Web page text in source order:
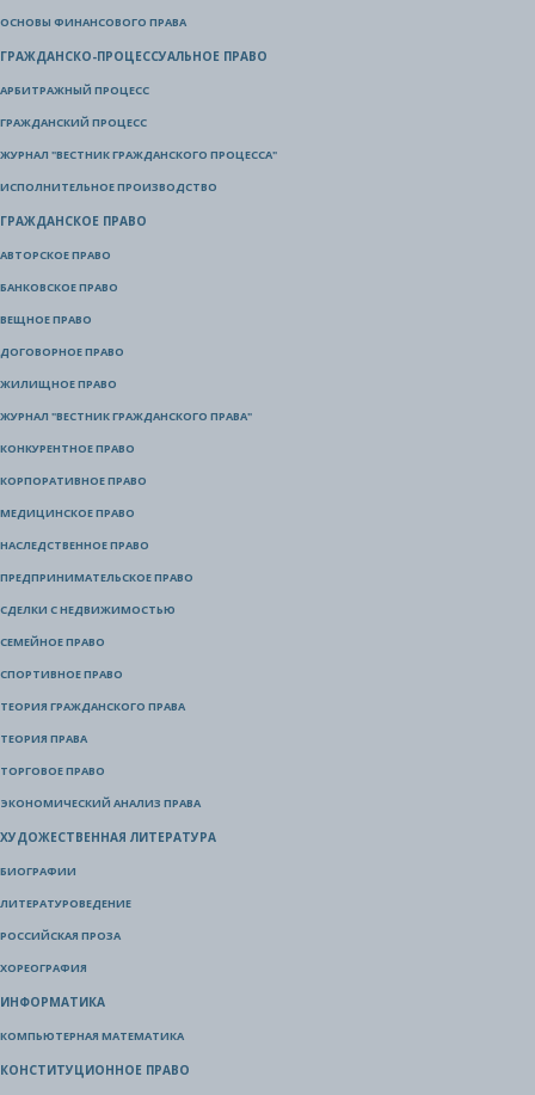
ОСНОВЫ ФИНАНСОВОГО ПРАВА
ГРАЖДАНСКО-ПРОЦЕССУАЛЬНОЕ ПРАВО
АРБИТРАЖНЫЙ ПРОЦЕСС
ГРАЖДАНСКИЙ ПРОЦЕСС
ЖУРНАЛ "ВЕСТНИК ГРАЖДАНСКОГО ПРОЦЕССА"
ИСПОЛНИТЕЛЬНОЕ ПРОИЗВОДСТВО
ГРАЖДАНСКОЕ ПРАВО
АВТОРСКОЕ ПРАВО
БАНКОВСКОЕ ПРАВО
ВЕЩНОЕ ПРАВО
ДОГОВОРНОЕ ПРАВО
ЖИЛИЩНОЕ ПРАВО
ЖУРНАЛ "ВЕСТНИК ГРАЖДАНСКОГО ПРАВА"
КОНКУРЕНТНОЕ ПРАВО
КОРПОРАТИВНОЕ ПРАВО
МЕДИЦИНСКОЕ ПРАВО
НАСЛЕДСТВЕННОЕ ПРАВО
ПРЕДПРИНИМАТЕЛЬСКОЕ ПРАВО
СДЕЛКИ С НЕДВИЖИМОСТЬЮ
СЕМЕЙНОЕ ПРАВО
СПОРТИВНОЕ ПРАВО
ТЕОРИЯ ГРАЖДАНСКОГО ПРАВА
ТЕОРИЯ ПРАВА
ТОРГОВОЕ ПРАВО
ЭКОНОМИЧЕСКИЙ АНАЛИЗ ПРАВА
ХУДОЖЕСТВЕННАЯ ЛИТЕРАТУРА
БИОГРАФИИ
ЛИТЕРАТУРОВЕДЕНИЕ
РОССИЙСКАЯ ПРОЗА
ХОРЕОГРАФИЯ
ИНФОРМАТИКА
КОМПЬЮТЕРНАЯ МАТЕМАТИКА
КОНСТИТУЦИОННОЕ ПРАВО